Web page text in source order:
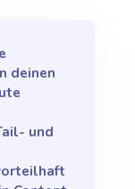
deinen
und